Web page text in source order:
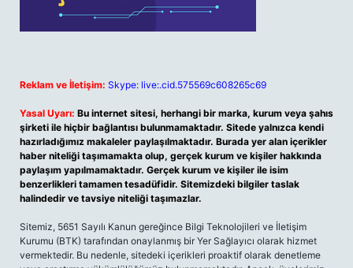
Reklam ve İletişim: Skype: live:.cid.575569c608265c69
Yasal Uyarı: Bu internet sitesi, herhangi bir marka, kurum veya şahıs
şirketi ile hiçbir bağlantısı bulunmamaktadır. Sitede yalnızca kendi
hazırladığımız makaleler paylaşılmaktadır. Burada yer alan içerikler
haber niteliği taşımamakta olup, gerçek kurum ve kişiler hakkında
paylaşım yapılmamaktadır. Gerçek kurum ve kişiler ile isim
benzerlikleri tamamen tesadüfidir. Sitemizdeki bilgiler taslak
halindedir ve tavsiye niteliği taşımazlar.
Sitemiz, 5651 Sayılı Kanun gereğince Bilgi Teknolojileri ve İletişim
Kurumu (BTK) tarafından onaylanmış bir Yer Sağlayıcı olarak hizmet
vermektedir. Bu nedenle, sitedeki içerikleri proaktif olarak denetleme